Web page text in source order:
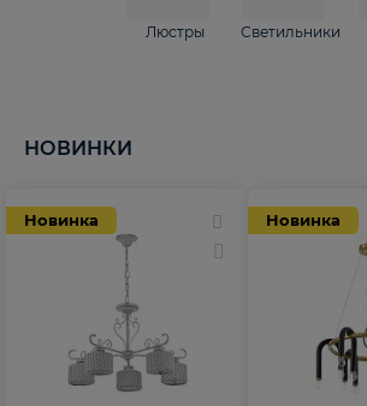
Люстры Светильники
НОВИНКИ
Новинка Новинка